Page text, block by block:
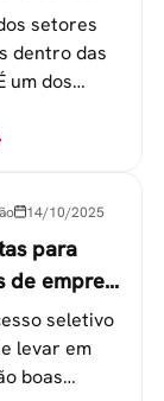
uma
setores
dentro das
um dos
das metas
14/10/2025
para
de emprego
não
seletivo
levar em
boas